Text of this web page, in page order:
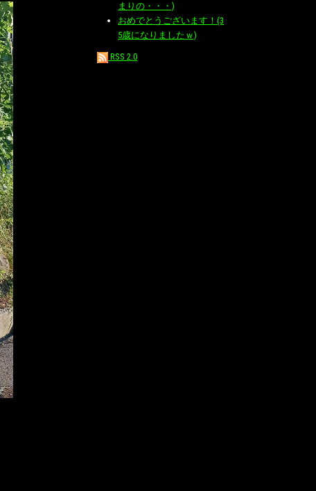
まりの・・・)
おめでとうございます！(3
5歳になりましたｗ)
RSS 2.0